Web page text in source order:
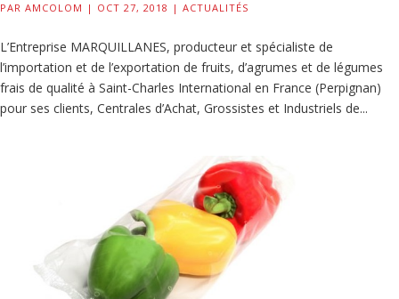
PAR AMCOLOM | OCT 27, 2018 | ACTUALITÉS
L’Entreprise MARQUILLANES, producteur et spécialiste de
l’importation et de l’exportation de fruits, d’agrumes et de légumes
frais de qualité à Saint-Charles International en France (Perpignan)
pour ses clients, Centrales d’Achat, Grossistes et Industriels de...